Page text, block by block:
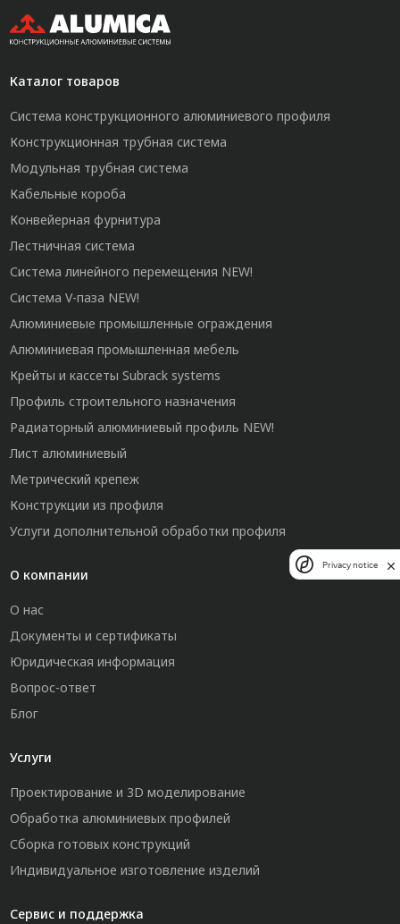
Каталог товаров
Система конструкционного алюминиевого профиля
Конструкционная трубная система
Модульная трубная система
Кабельные короба
Конвейерная фурнитура
Лестничная система
Система линейного перемещения NEW!
Система V-паза NEW!
Алюминиевые промышленные ограждения
Алюминиевая промышленная мебель
Крейты и кассеты Subrack systems
Профиль строительного назначения
Радиаторный алюминиевый профиль NEW!
Лист алюминиевый
Метрический крепеж
Конструкции из профиля
Услуги дополнительной обработки профиля
О компании
О нас
Документы и сертификаты
Юридическая информация
Вопрос-ответ
Блог
Услуги
Проектирование и 3D моделирование
Обработка алюминиевых профилей
Сборка готовых конструкций
Индивидуальное изготовление изделий
Сервис и поддержка
Privacy notice